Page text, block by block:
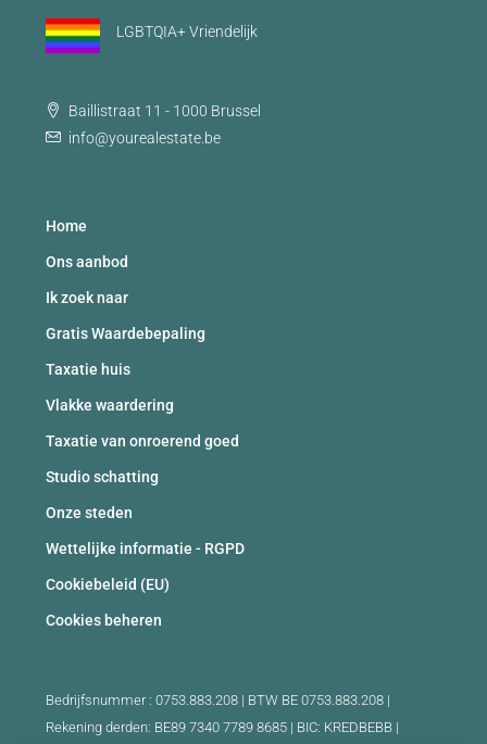
LGBTQIA+ Vriendelijk
Baillistraat 11 - 1000 Brussel
info@yourealestate.be
Home
Ons aanbod
Ik zoek naar
Gratis Waardebepaling
Taxatie huis
Vlakke waardering
Taxatie van onroerend goed
Studio schatting
Onze steden
Wettelijke informatie - RGPD
Cookiebeleid (EU)
Cookies beheren
Bedrijfsnummer : 0753.883.208 | BTW BE 0753.883.208 |
Rekening derden: BE89 7340 7789 8685 | BIC: KREDBEBB |